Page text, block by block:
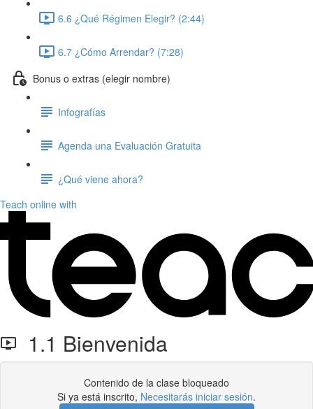
6.6 ¿Qué Régimen Elegir? (2:44)
6.7 ¿Cómo Arrendar? (7:28)
Bonus o extras (elegir nombre)
Infografías
Agenda una Evaluación Gratuita
¿Qué viene ahora?
Teach online with
1.1 Bienvenida
Contenido de la clase bloqueado
Si ya está inscrito, Necesitarás iniciar sesión.